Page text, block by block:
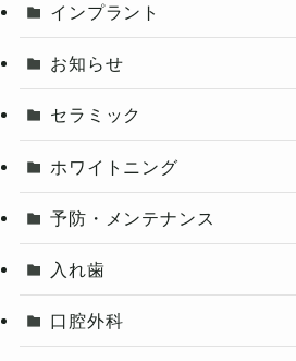
インプラント
お知らせ
セラミック
ホワイトニング
予防・メンテナンス
入れ歯
口腔外科